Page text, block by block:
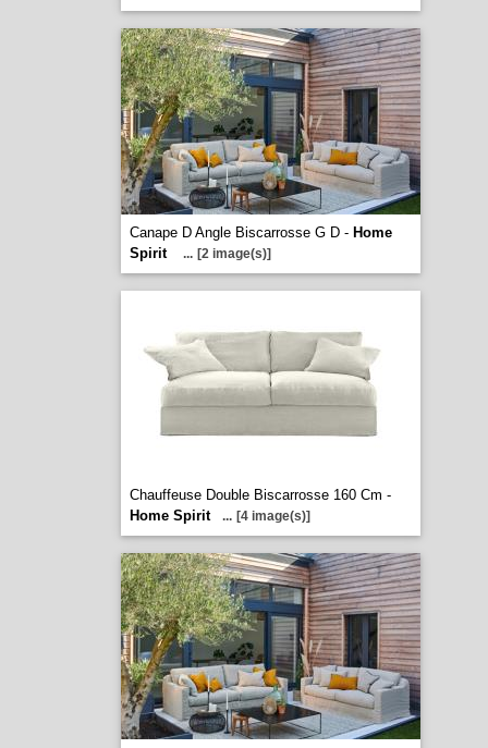
Canape D Angle Biscarrosse G D - Home
Spirit
... [2 image(s)]
Chauffeuse Double Biscarrosse 160 Cm -
Home Spirit
... [4 image(s)]